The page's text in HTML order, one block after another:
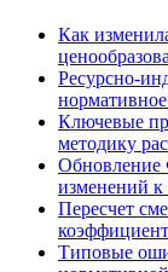
Как
Ресурсно-
Ключевые
методику
Обновление
изменений
Пересчет
Типовые